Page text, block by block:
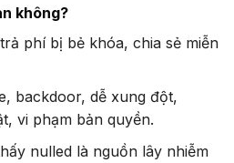
không?
phí bị bẻ khóa, chia sẻ miễn
backdoor, dễ xung đột,
vi phạm bản quyền.
nulled là nguồn lây nhiễm